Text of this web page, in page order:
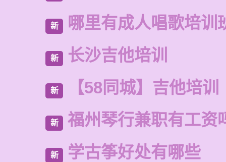
新 哪里有成人唱歌培训
新 长沙吉他培训
新 【58同城】吉他培训
新 福州琴行兼职有工资
新 学古筝好处有哪些